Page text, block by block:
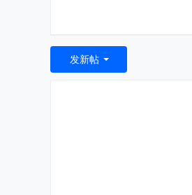
发新帖